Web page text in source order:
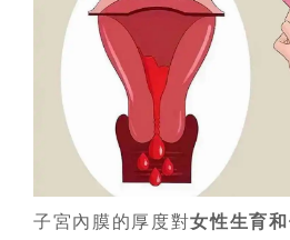
子宮內膜的厚度對女性生育